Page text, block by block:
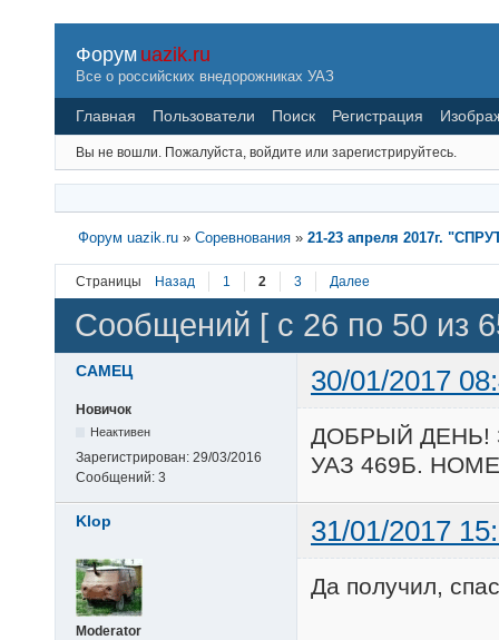
Форум uazik.ru
Все о российских внедорожниках УАЗ
Главная Пользователи Поиск Регистрация
Вы не вошли. Пожалуйста, войдите или зарегистрируйтесь.
Форум uazik.ru » Соревнования » 21-23 апреля 2017г.
Страницы Назад 1 2 3 Далее
Сообщений [ с 26 по 50 из
CAMEЦ 30/01/2017
Новичок
Неактивен
Зарегистрирован: 29/03/2016
Сообщений: 3
ДОБРЫЙ ДЕНЬ!
УАЗ 469Б.
Klop 31/01/2017
Moderator
Да получил,